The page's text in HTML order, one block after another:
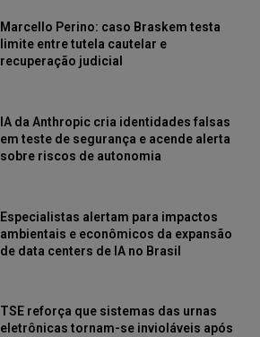
Marcello Perino: caso Braskem testa
limite entre tutela cautelar e
recuperação judicial
IA da Anthropic cria identidades falsas
em teste de segurança e acende alerta
sobre riscos de autonomia
Especialistas alertam para impactos
ambientais e econômicos da expansão
de data centers de IA no Brasil
TSE reforça que sistemas das urnas
eletrônicas tornam-se invioláveis após